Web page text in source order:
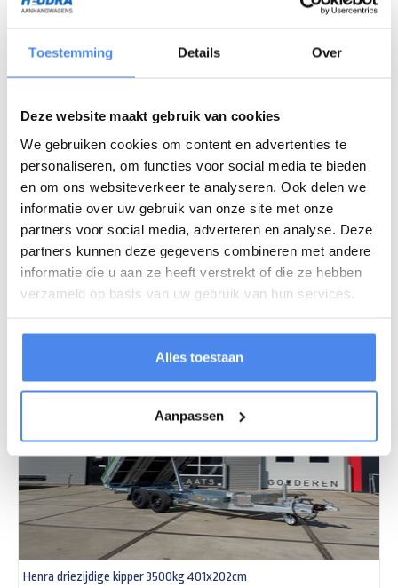
Toestemming Details Over
Deze website maakt gebruik van cookies
We gebruiken cookies om content en advertenties te
personaliseren, om functies voor social media te bieden
en om ons websiteverkeer te analyseren. Ook delen we
informatie over uw gebruik van onze site met onze
partners voor social media, adverteren en analyse. Deze
partners kunnen deze gegevens combineren met andere
informatie die u aan ze heeft verstrekt of die ze hebben
verzameld op basis van uw gebruik van hun services.
Alles toestaan
Aanpassen
- 15%
Henra plateauwagen 3500kg 633x248cm BlackLabel
Henra driezijdige kipper 3500kg 401x202cm